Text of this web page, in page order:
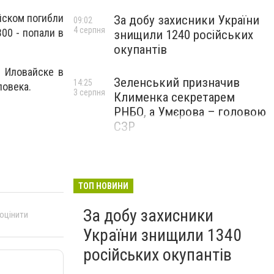
погибли
- попали в
в
За добу захисники України
знищили 1240 російських
окупантів
09:02
4 серпня
Зеленський призначив
Клименка секретарем
РНБО, а Умєрова – головою
СЗР
14:25
3 серпня
ТОП НОВИНИ
За добу захисники
України знищили 1340
російських окупантів